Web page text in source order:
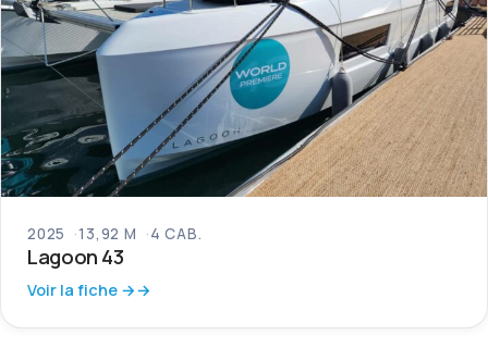
2025 13,92 M 4 CAB.
Lagoon 43
Voir la fiche →